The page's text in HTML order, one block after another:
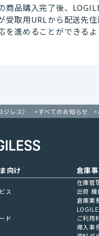
商品購入完了後、
受取用URLから配送先
を進めることができるよ
レス） すべてのお知らせ
向け
ス
ド
倉庫
在庫管
出荷 機
倉庫業
ご利用
導入事